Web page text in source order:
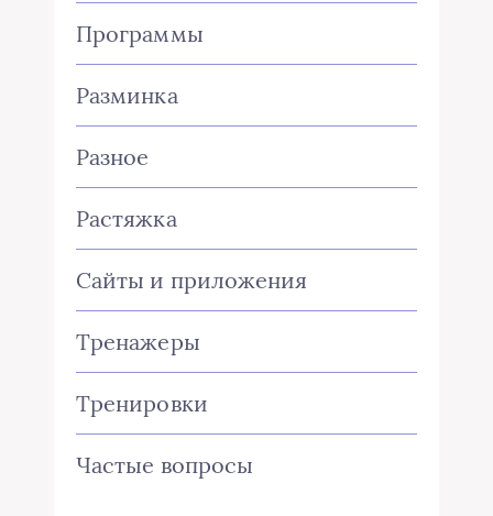
Программы
Разминка
Разное
Растяжка
Сайты и приложения
Тренажеры
Тренировки
Частые вопросы